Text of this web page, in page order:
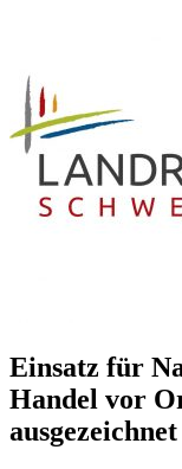
Einsatz für
Handel vor
ausgezeichnet